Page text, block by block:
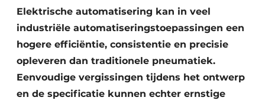
Elektrische automatisering kan in veel
industriële automatiseringstoepassingen een
hogere efficiëntie, consistentie en precisie
opleveren dan traditionele pneumatiek.
Eenvoudige vergissingen tijdens het ontwerp
en de specificatie kunnen echter ernstige